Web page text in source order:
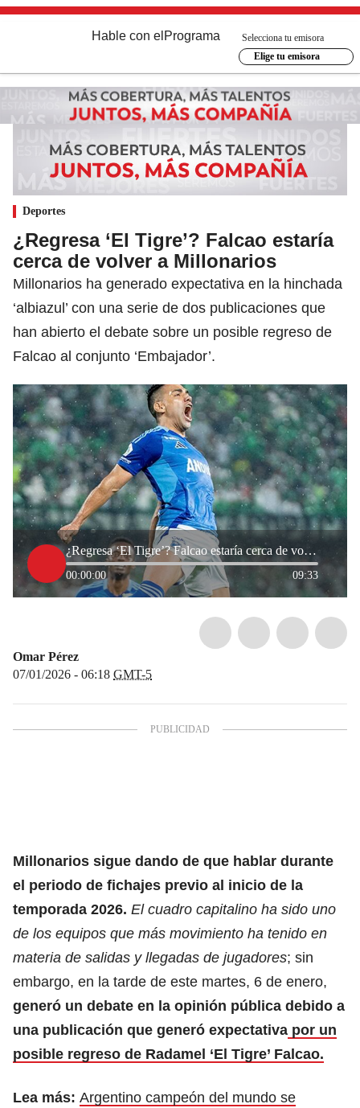
Hable con el Programa
Selecciona tu emisora
Elige tu emisora
Deportes
¿Regresa ‘El Tigre’? Falcao estaría
cerca de volver a Millonarios
Millonarios ha generado expectativa en la hinchada
‘albiazul’ con una serie de dos publicaciones que
han abierto el debate sobre un posible regreso de
Falcao al conjunto ‘Embajador’.
¿Regresa ‘El Tigre’? Falcao estaría cerca de volver a Millonarios
00:00:00 09:33
Omar Pérez
07/01/2026 - 06:18 GMT-5
Millonarios sigue dando de que hablar durante
el periodo de fichajes previo al inicio de la
temporada 2026. El cuadro capitalino ha sido uno
de los equipos que más movimiento ha tenido en
materia de salidas y llegadas de jugadores; sin
embargo, en la tarde de este martes, 6 de enero,
generó un debate en la opinión pública debido a
una publicación que generó expectativa por un
posible regreso de Radamel ‘El Tigre’ Falcao.
Lea más: Argentino campeón del mundo se